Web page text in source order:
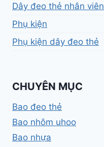
Dây đeo thẻ nhân viên
Phụ kiện
Phụ kiện dây đeo thẻ
CHUYÊN MỤC
Bao đeo thẻ
Bao nhôm uhoo
Bao nhựa